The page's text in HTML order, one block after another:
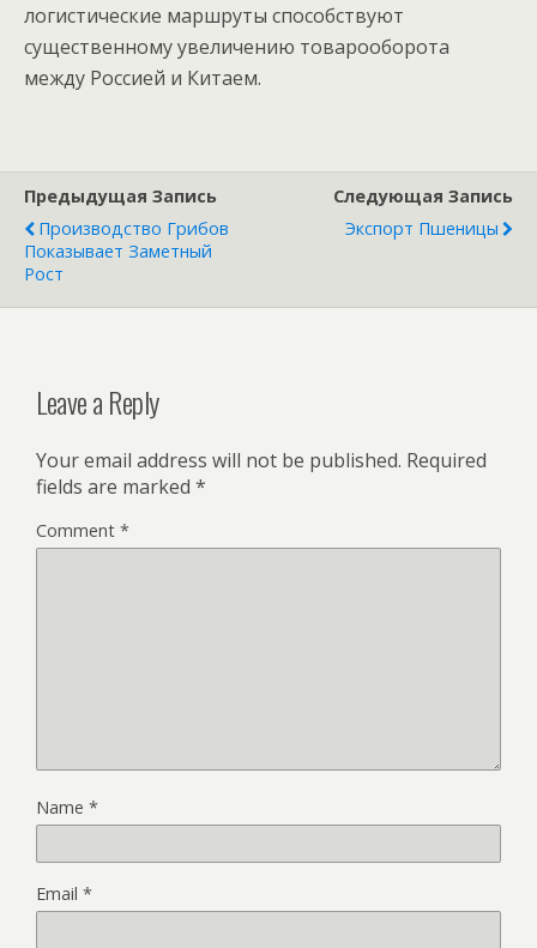
логистические маршруты способствуют
существенному увеличению товарооборота
между Россией и Китаем.
Предыдущая Запись
Производство Грибов
Показывает Заметный
Рост
Следующая Запись
Экспорт Пшеницы
Leave a Reply
Your email address will not be published. Required
fields are marked *
Comment *
Name *
Email *